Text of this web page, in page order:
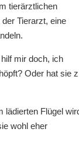
tierärztlichen
Tierarzt, eine
mir doch, ich
Oder hat sie
lädierten Flügel
wohl eher